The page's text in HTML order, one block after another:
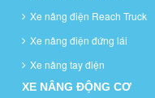
Xe nâng điện Reach Truck
Xe nâng điện đứng lái
Xe nâng tay điện
XE NÂNG ĐỘNG CƠ